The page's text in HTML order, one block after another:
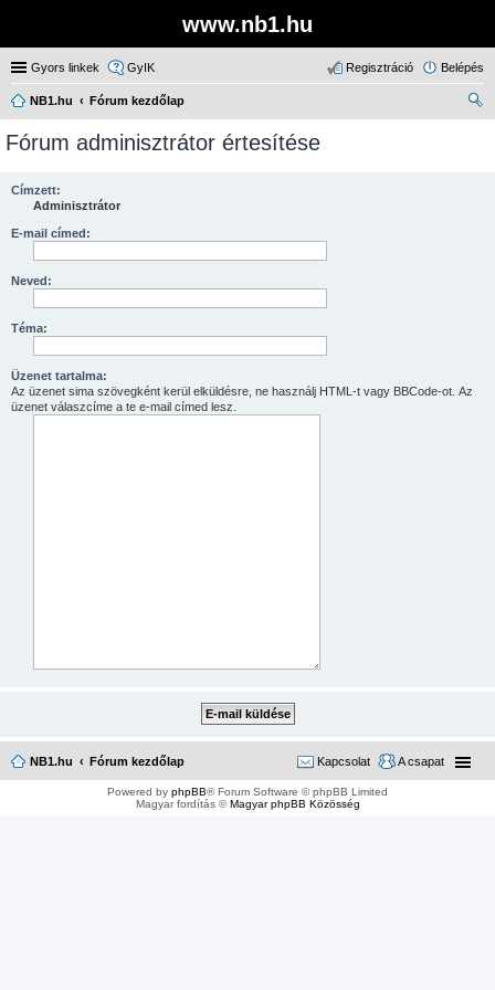
www.nb1.hu
Gyors linkek GyIK Belépés
Regisztráció
NB1.hu
Fórum kezdőlap
Fórum adminisztrátor értesítése
Címzett:
Adminisztrátor
E-mail címed:
Neved:
Téma:
Üzenet tartalma:
Az üzenet sima szövegként kerül elküldésre, ne használj HTML-t vagy BBCode-ot. Az
üzenet válaszcíme a te e-mail címed lesz.
NB1.hu Fórum kezdőlap A csapat
Kapcsolat
Powered by phpBB® Forum Software © phpBB Limited
Magyar fordítás ©Magyar phpBB Közösség